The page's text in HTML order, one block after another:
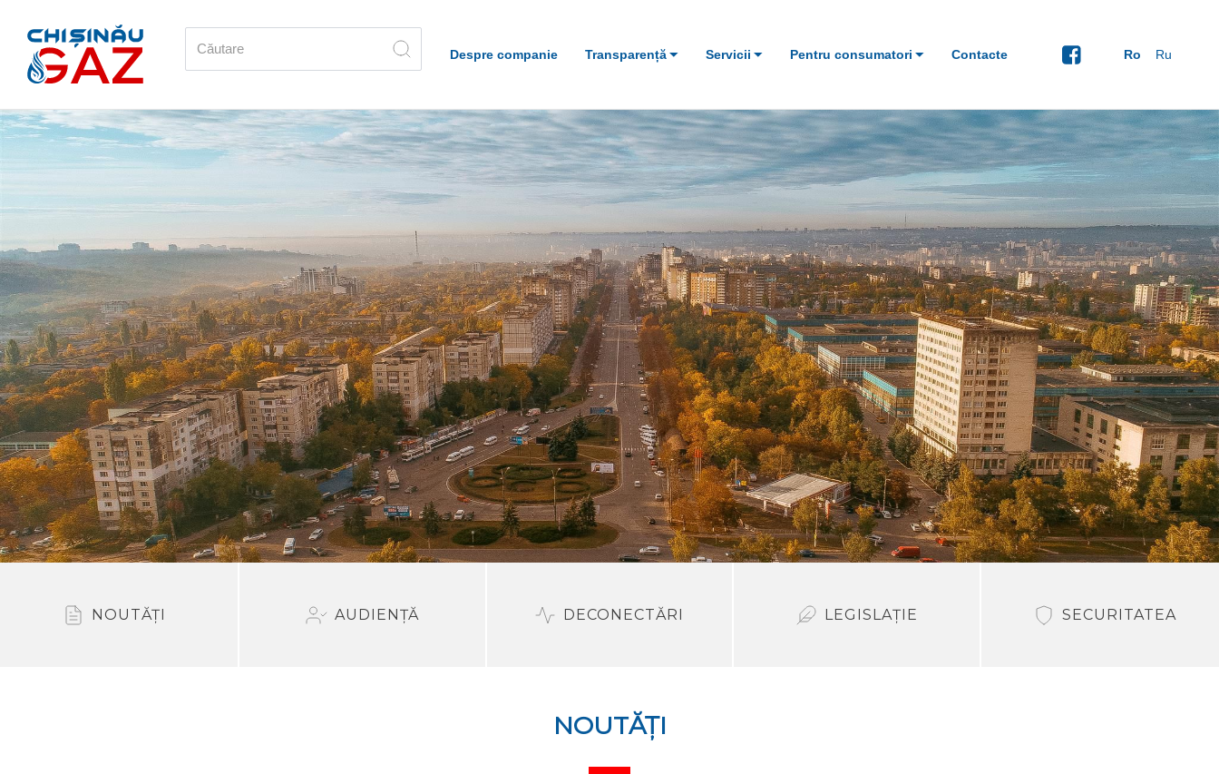
Ro Ru
Despre companie Transparență Servicii Pentru consumatori Contacte
NOUTĂȚI AUDIENȚĂ DECONECTĂRI LEGISLAȚIE SECURITATEA
NOUTĂȚI